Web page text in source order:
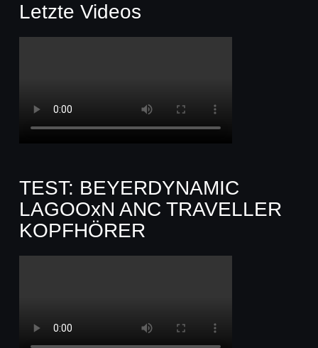
Letzte Videos
TEST: BEYERDYNAMIC
LAGOOxN ANC TRAVELLER
KOPFHÖRER